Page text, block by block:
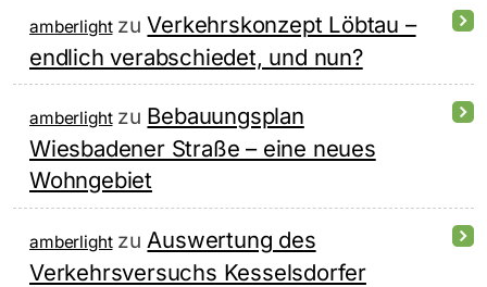
amberlightzuVerkehrskonzept Löbtau –
endlich verabschiedet, und nun?
amberlightzu Bebauungsplan
Wiesbadener Straße – eine neues
Wohngebiet
amberlightzu Auswertung des
Verkehrsversuchs Kesselsdorfer